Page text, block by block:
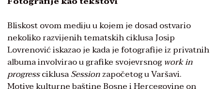
Bliskost ovom mediju u kojem je dosad ostvario
nekoliko razvijenih tematskih ciklusa Josip
Lovrenović iskazao je kada je fotografije iz privatnih
albuma involvirao u grafike svojevrsnogwork in
progressciklusaSessionzapočetog u Varšavi.